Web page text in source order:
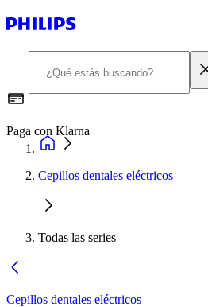
Paga con Klarna
Cepillos dentales eléctricos
Todas las series
Cepillos dentales eléctricos